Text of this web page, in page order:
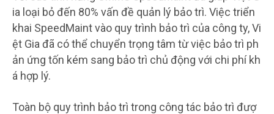
ia loại bỏ đến 80% vấn đề quản lý bảo trì. Việc triển
khai SpeedMaint vào quy trình bảo trì của công ty, Vi
ệt Gia đã có thể chuyển trọng tâm từ việc bảo trì ph
ản ứng tốn kém sang bảo trì chủ động với chi phí kh
á hợp lý.
Toàn bộ quy trình bảo trì trong công tác bảo trì đượ